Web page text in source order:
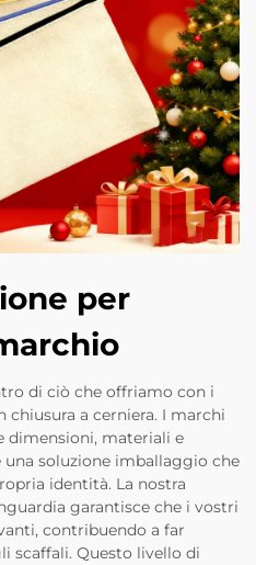
per
di ciò che offriamo con i
a cerniera. I marchi
dimensioni, materiali e
soluzione imballaggio che
identità. La nostra
garantisce che i vostri
contribuendo a far
scaffali. Questo livello di